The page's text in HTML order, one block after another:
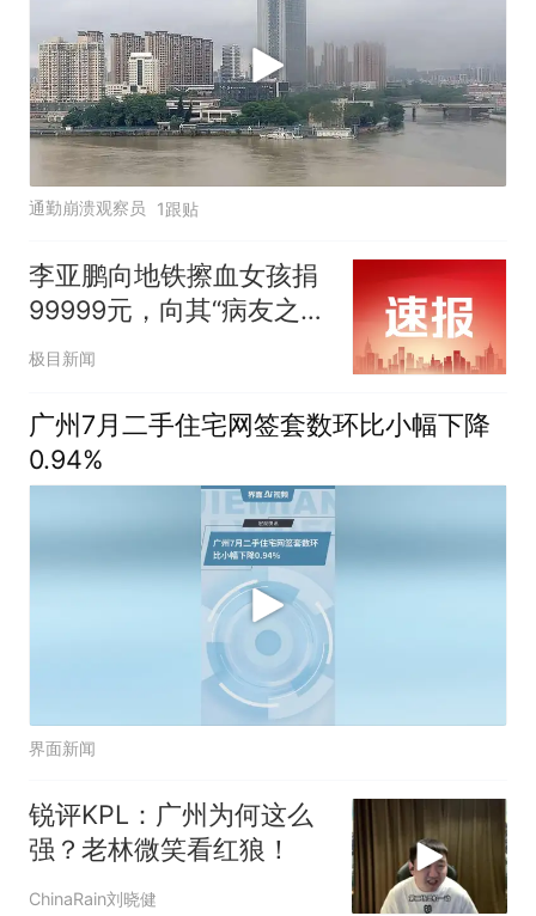
通勤崩溃观察员 1跟贴
李亚鹏向地铁擦血女孩捐
99999元，向其“病友之
家”再捐99999元；称同事
问是否需要帮助，“她说没
有任何的诉求”
极目新闻
广州7月二手住宅网签套数环比小幅下降
0.94%
界面新闻
锐评KPL：广州为何这么
强？老林微笑看红狼！
ChinaRain刘晓健